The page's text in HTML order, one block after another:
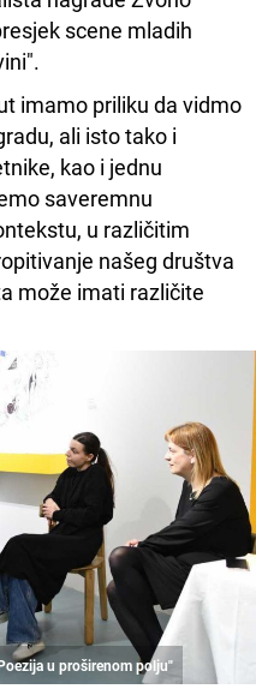
scene mladih
imamo priliku da vidmo
ali isto tako i
kao i jednu
saveremnu
u različitim
našeg društva
može imati različite
u proširenom polju"